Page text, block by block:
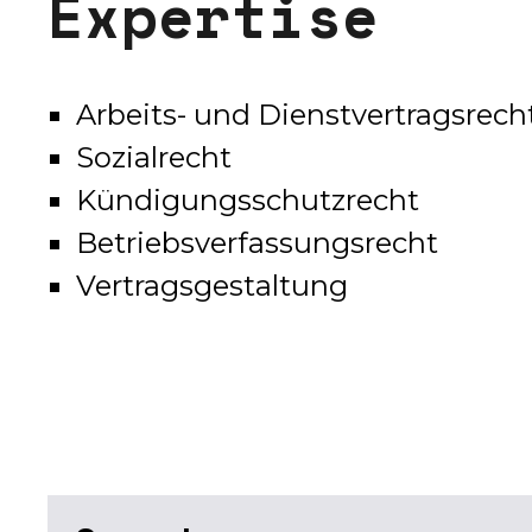
Arbeits- und
Sozialrecht
Kündigungsschutzrecht
Betriebsverfassungsrecht
Vertragsgestaltung